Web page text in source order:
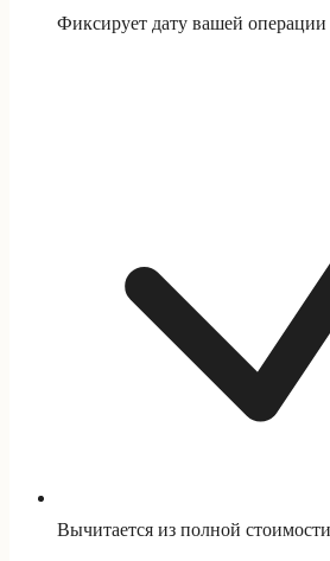
Фиксирует дату вашей операции
Вычитается из полной стоимости